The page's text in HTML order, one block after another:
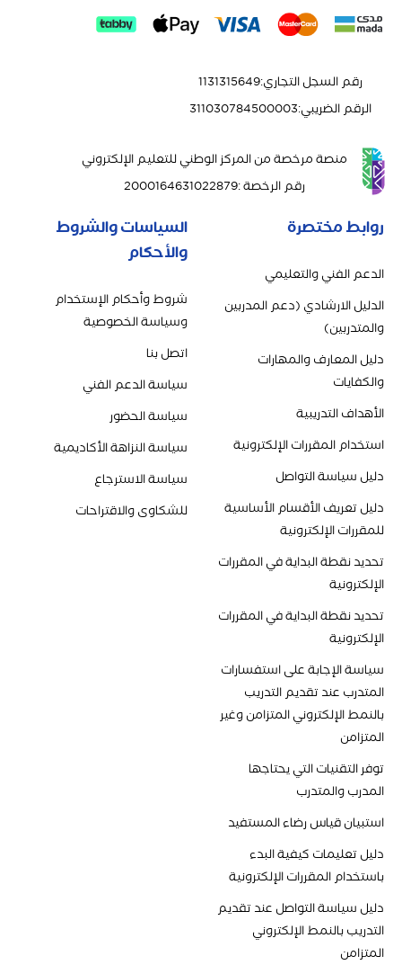
رقم السجل التجاري:
1131315649
الرقم الضريبي:
311030784500003
منصة مرخصة من المركز الوطني للتعليم الإلكتروني
رقم الرخصة:
2000164631022879
روابط مختصرة
الدعم الفني والتعليمي
الدليل الارشادي (دعم المدربين
والمتدربين)
دليل المعارف والمهارات
والكفايات
الأهداف التدريبية
استخدام المقررات الإلكترونية
دليل سياسة التواصل
دليل تعريف الأقسام الأساسية
للمقررات الإلكترونية
تحديد نقطة البداية في المقررات
الإلكترونية
تحديد نقطة البداية في المقررات
الإلكترونية
سياسة الإجابة على استفسارات
المتدرب عند تقديم التدريب
بالنمط الإلكتروني المتزامن وغير
المتزامن
توفر التقنيات التي يحتاجها
المدرب والمتدرب
استبيان قياس رضاء المستفيد
دليل تعليمات كيفية البدء
باستخدام المقررات الإلكترونية
دليل سياسة التواصل عند تقديم
التدريب بالنمط الإلكتروني
المتزامن
السياسات والشروط
والأحكام
شروط وأحكام الإستخدام
وسياسة الخصوصية
اتصل بنا
سياسة الدعم الفني
سياسة الحضور
سياسة النزاهة الأكاديمية
سياسة الاسترجاع
للشكاوى والاقتراحات